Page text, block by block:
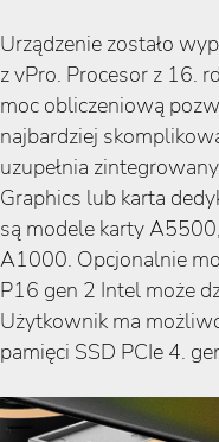
Urządzenie zostało
z vPro. Procesor z 16.
moc obliczeniową
najbardziej
uzupełnia
Graphics lub karta
są modele karty
A1000. Opcjonalnie
P16 gen 2 Intel może
Użytkownik ma
pamięci SSD PCIe 4.